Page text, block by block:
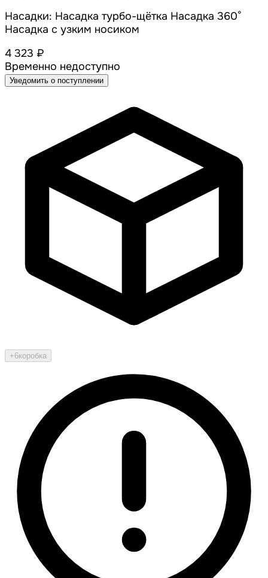
Насадки: Насадка турбо-щётка Насадка 360°
Насадка с узким носиком
4 323 ₽
Временно недоступно
Уведомить о поступлении
+6коробка